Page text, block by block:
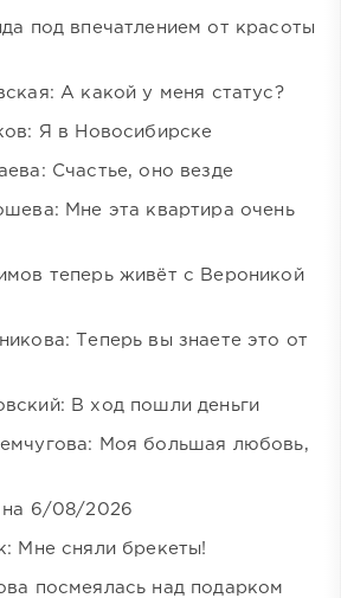
под впечатлением от красоты
А какой у меня статус?
Я в Новосибирске
Счастье, оно везде
Мне эта квартира очень
теперь живёт с Вероникой
Теперь вы знаете это от
В ход пошли деньги
Моя большая любовь,
6/08/2026
Мне сняли брекеты!
посмеялась над подарком